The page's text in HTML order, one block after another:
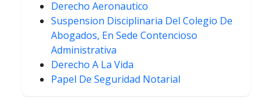
Derecho Aeronautico
Suspension Disciplinaria Del Colegio De
Abogados, En Sede Contencioso
Administrativa
Derecho A La Vida
Papel De Seguridad Notarial